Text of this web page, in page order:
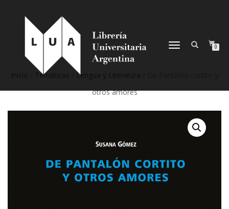
NAVEGACIÓN
0
Temáticas Lengua y Literatura
otros amores